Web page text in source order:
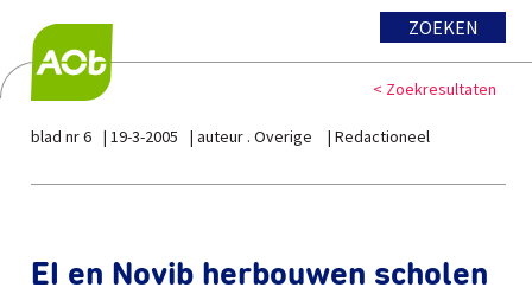
ZOEKEN
< Zoekresultaten
blad nr 6 19-3-2005 auteur . Overige Redactioneel
EI en Novib herbouwen scholen